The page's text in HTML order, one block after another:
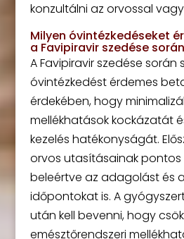
konzultálni az orvossal
Milyen óvintézkedéseket
a Favipiravir szedése
A Favipiravir szedése során
óvintézkedést érdemes
érdekében, hogy
mellékhatások kockázatát
kezelés hatékonyságát.
orvos utasításainak pontos
beleértve az adagolást és
időpontokat is. A
után kell bevenni, hogy
emésztőrendszeri